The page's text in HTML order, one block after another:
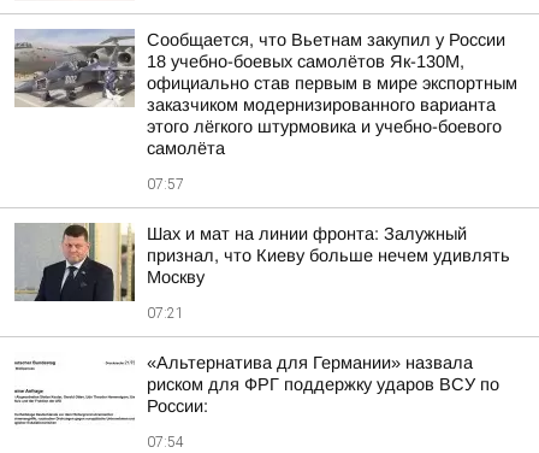
Сообщается, что Вьетнам закупил у России
18 учебно-боевых самолётов Як-130М,
официально став первым в мире экспортным
заказчиком модернизированного варианта
этого лёгкого штурмовика и учебно-боевого
самолёта
07:57
Шах и мат на линии фронта: Залужный
признал, что Киеву больше нечем удивлять
Москву
07:21
«Альтернатива для Германии» назвала
риском для ФРГ поддержку ударов ВСУ по
России:
07:54